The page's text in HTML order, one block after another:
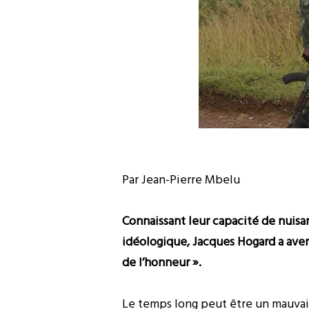
Par Jean-Pierre Mbelu
Connaissant leur capacité de
idéologique, Jacques Hogard a
de l’honneur ».
Le temps long peut être un